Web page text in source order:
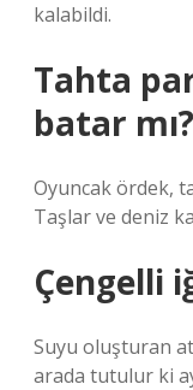
kalabildi.
Tahta
batar mı?
Oyuncak ördek,
Taşlar ve deniz
Çengelli
Suyu oluşturan
arada tutulur ki